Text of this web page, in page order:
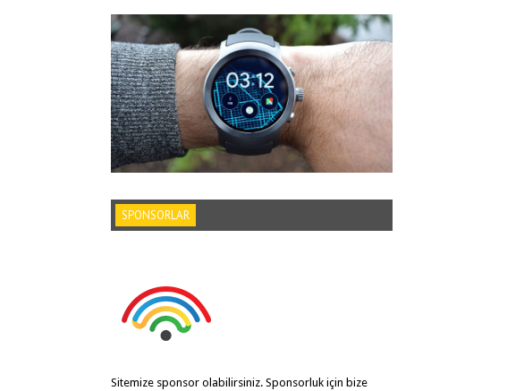
SPONSORLAR
Sitemize sponsor olabilirsiniz. Sponsorluk için bize